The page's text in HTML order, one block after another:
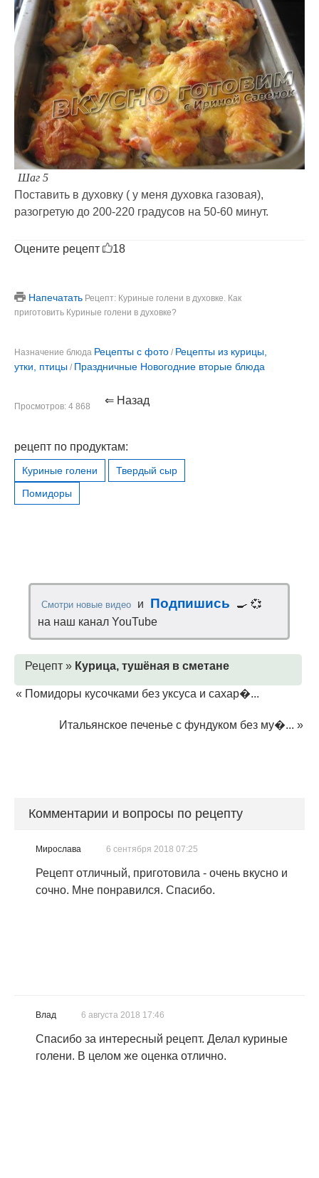
Шаг 5
Поставить в духовку ( у меня духовка газовая),
разогретую до 200-220 градусов на 50-60 минут.
Оцените рецепт 18
Напечатать Рецепт: Куриные голени в духовке. Как
приготовить Куриные голени в духовке?
Назначение блюда Рецепты с фото / Рецепты из курицы,
утки, птицы / Праздничные Новогодние вторые блюда
Просмотров: 4 868 ⇐ Назад
рецепт по продуктам:
Куриные голени
Твердый сыр
Помидоры
Смотри новые видео и Подпишись
🍳 💞
на наш канал YouTube
Рецепт » Курица, тушёная в сметане
« Помидоры кусочками без уксуса и сахар�...
Итальянское печенье с фундуком без му�... »
Комментарии и вопросы по рецепту
Мирослава 6 сентября 2018 07:25
Рецепт отличный, приготовила - очень вкусно и
сочно. Мне понравился. Спасибо.
Влад 6 августа 2018 17:46
Спасибо за интересный рецепт. Делал куриные
голени. В целом же оценка отлично.